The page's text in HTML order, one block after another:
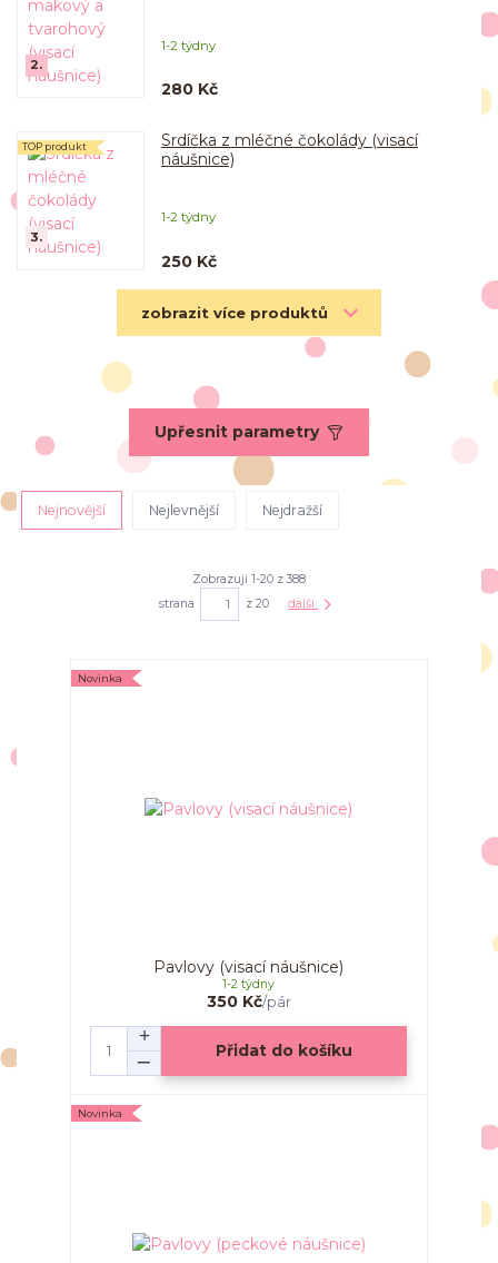
2.
1-2 týdny
280 Kč
3.
Srdíčka z mléčné čokolády (visací
náušnice)
1-2 týdny
TOP produkt
250 Kč
zobrazit více produktů
Upřesnit parametry
Nejnovější Nejlevnější Nejdražší
Zobrazuji 1-20 z 388
strana
z 20 další
Novinka
Pavlovy (visací náušnice)
350 Kč/pár
1-2 týdny
Přidat do košíku
Novinka